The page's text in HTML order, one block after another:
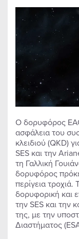
Ο δορυφόρος
ασφάλεια του
κλειδιού (QKD)
SES και την
τη Γαλλική
δορυφόρος
περίγεια τροχιά.
δορυφορική και
την SES και την
της, με την
Διαστήματος